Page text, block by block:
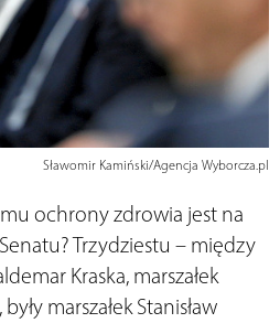
Sławomir Kamiński/Agencja Wyborcza.pl
ochrony zdrowia jest na
Trzydziestu – między
Kraska, marszałek
marszałek Stanisław